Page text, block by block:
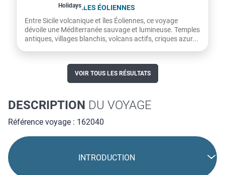
par personne
Holidays
LA SICILE ET LES ÎLES ÉOLIENNES
Entre Sicile volcanique et îles Éoliennes, ce voyage
dévoile une Méditerranée sauvage et lumineuse. Temples
antiques, villages blanchis, volcans actifs, criques azur...
VOIR TOUS LES RÉSULTATS
DESCRIPTION DU VOYAGE
Référence voyage : 162040
INTRODUCTION